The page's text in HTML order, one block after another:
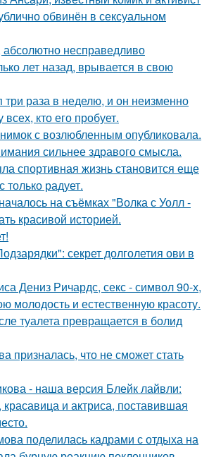
обвинён в сексуальном
несправедливо
лет назад, врывается в свою
три раза в неделю, и он неизменно
кто его пробует.
с возлюбленным опубликовала.
сильнее здравого смысла.
спортивная жизнь становится еще
только радует.
на съёмках "Волка с Уолл -
красивой историей.
секрет долголетия ови в
Дениз Ричардс, секс - символ 90-х,
молодость и естественную красоту.
туалета превращается в болид
призналась, что не сможет стать
- наша версия Блейк лайвли:
и актриса, поставившая
поделилась кадрами с отдыха на